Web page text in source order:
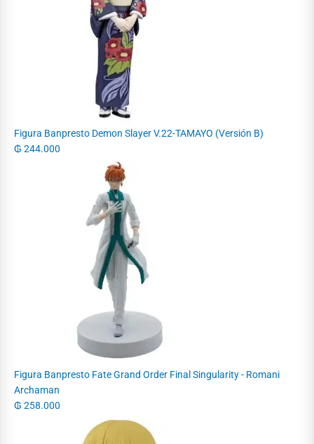
Figura Banpresto Demon Slayer V.22-TAMAYO (Versión B)
₲ 244.000
Figura Banpresto Fate Grand Order Final Singularity - Romani
Archaman
₲ 258.000